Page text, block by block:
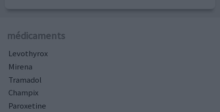
médicaments
Levothyrox
Mirena
Tramadol
Champix
Paroxetine